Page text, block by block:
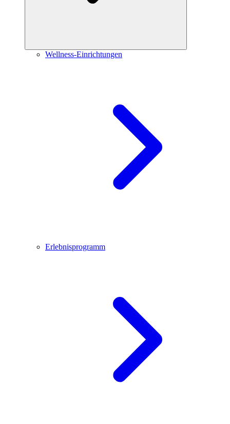
Wellness-Einrichtungen
Erlebnisprogramm